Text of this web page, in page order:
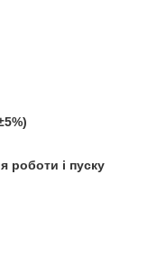
роботи і пуску